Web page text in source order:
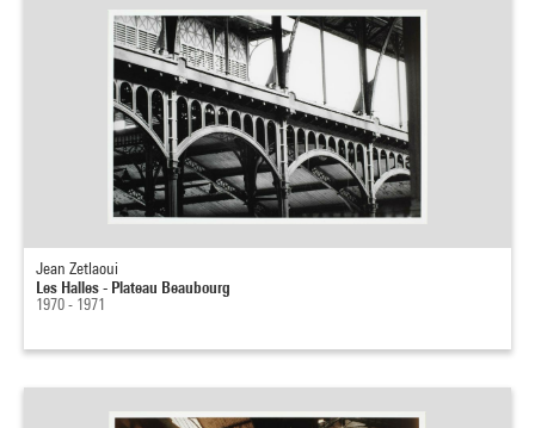
Jean Zetlaoui
Les Halles - Plateau Beaubourg
1970 - 1971